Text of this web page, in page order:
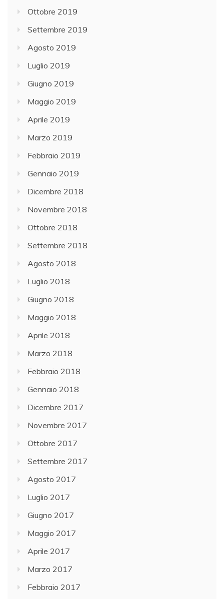
Ottobre 2019
Settembre 2019
Agosto 2019
Luglio 2019
Giugno 2019
Maggio 2019
Aprile 2019
Marzo 2019
Febbraio 2019
Gennaio 2019
Dicembre 2018
Novembre 2018
Ottobre 2018
Settembre 2018
Agosto 2018
Luglio 2018
Giugno 2018
Maggio 2018
Aprile 2018
Marzo 2018
Febbraio 2018
Gennaio 2018
Dicembre 2017
Novembre 2017
Ottobre 2017
Settembre 2017
Agosto 2017
Luglio 2017
Giugno 2017
Maggio 2017
Aprile 2017
Marzo 2017
Febbraio 2017